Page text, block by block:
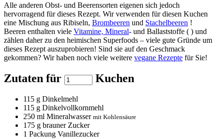
Alle anderen Obst- und Beerensorten eigenen sich jedoch
hervorragend für dieses Rezept. Wir verwenden für diesen Kuchen
eine Mischung aus Ribiseln, Brombeeren und Stachelbeeren !
Beeren enthalten viele Vitamine, Mineral- und Ballaststoffe ( ) und
zählen daher zu den heimischen Superfoods – viele gute Gründe um
dieses Rezept auszuprobieren! Sind sie auf den Geschmack
gekommen? Wir haben noch viele weitere vegane Rezepte für Sie!
Zutaten für Kuchen
115 g Dinkelmehl
115 g Dinkelvollkornmehl
250 ml Mineralwasser mit Kohlensäure
175 g brauner Zucker
1 Packung Vanillezucker